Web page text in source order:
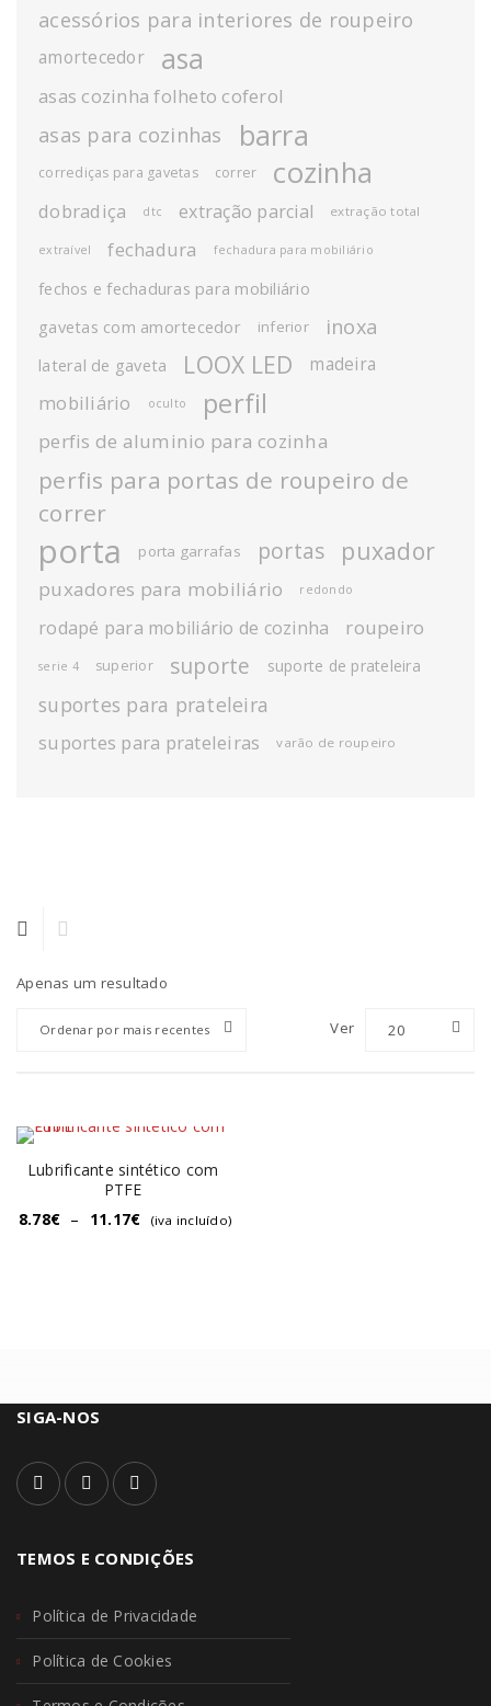
acessórios para interiores de roupeiro
amortecedor asa
asas cozinha folheto coferol
asas para cozinhas barra
corrediças para gavetas correr cozinha
dobradiça dtc extração parcial extração total
extraível fechadura fechadura para mobiliário
fechos e fechaduras para mobiliário
gavetas com amortecedor
inferior inoxa
lateral de gaveta LOOX LED madeira
mobiliário oculto perfil
perfis de aluminio para cozinha
perfis para portas de roupeiro de
correr
porta porta garrafas portas puxador
puxadores para mobiliário redondo
rodapé para mobiliário de cozinha roupeiro
serie 4 superior suporte suporte de prateleira
suportes para prateleira
suportes para prateleiras varão de roupeiro
Apenas um resultado
Ordenar por mais recentes Ver 20
Lubrificante sintético com
PTFE
8.78€ – 11.17€ (iva incluído)
SIGA-NOS
TEMOS E CONDIÇÕES
Política de Privacidade
Política de Cookies